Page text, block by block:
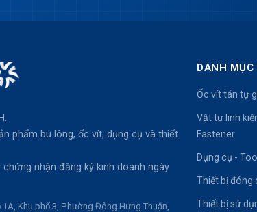
phẩm bu lông, ốc vít, dụng cụ và thiết
chứng nhận đăng ký kinh doanh ngày
1A, Khu phố 3, Phường Đông Hưng Thuận,
DANH
Ốc vít tán tự
Vật tư linh
Fastener
Dụng cụ -
Thiết bị đóng
Thiết bị sử